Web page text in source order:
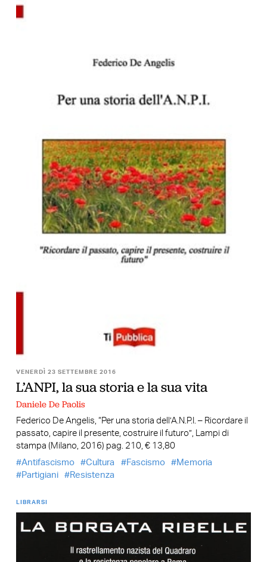
VENERDÌ 23 SETTEMBRE 2016
L’ANPI, la sua storia e la sua vita
Daniele De Paolis
Federico De Angelis, “Per una storia dell’A.N.P.I. – Ricordare il
passato, capire il presente, costruire il futuro”, Lampi di
stampa (Milano, 2016) pag. 210, € 13,80
Antifascismo
Cultura Fascismo
Memoria
Partigiani
Resistenza
LIBRARSI